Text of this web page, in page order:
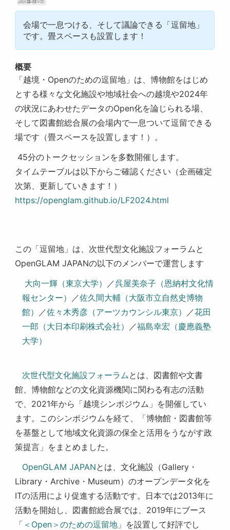
会場で一息つける、そして議論できる「逗留地」
です。畳スペースも設置します！
概要
「越境・ Openのための逗留地」は、博物館をはじめ
とする様々な文化施設や地域社会への越境や2024年
の状況にあわせたデータのOpen化を論じられる場、
そして図書館総合展の会場内で一息ついて逗留できる
場です（畳スペースを設置します！）。
45分のトークセッションを多数開催します。
タイムテーブルは以下からご確認ください（企画確定
次第、更新していきます！）
https://openglam.github.io/LF2024.html
この「逗留地」は、次世代型文化施設フォーラムと
OpenGLAM JAPANの以下のメンバーで運営します
大向一輝（東京大学）
／呉屋美奈子（恩納村文化情
報センター）
／佐久間大輔（大阪市立自然史博物
館）
／佐々木秀彦（アーツカウンシル東京） ／花田
一郎（大日本印刷株式会社）
／福島幸宏（慶應義塾
大学）
次世代型文化施設フォーラム とは、図書館や文書
館、博物館などの文化資源機関に関わる有志の活動
で、 2021年から「越境シンポジウム」を開催してい
ます。このシンポジウムを経て、「博物館・図書館等
を基盤として地域文化資源の保全と活用をうながす政
策提言」をまとめました。
OpenGLAM JAPANとは、文化施設（Gallery ・
Library ・ Archive ・ Museum）のオープンデータ化を
ITの活用により促進する活動です。日本では2013年に
活動を開始し、図書館総合展では、 2019年にブース
「 ＜ Open ＞のための逗留地 」を設置して好評でし